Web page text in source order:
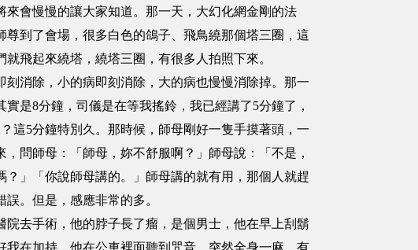
會慢慢的讓大家知道。那一天，大幻化網金剛的法
到了會場，很多白色的鴿子、飛鳥繞那個塔三圈，這
飛起來繞塔，繞塔三圈，有很多人拍照下來。
消除，小的病即刻消除，大的病也慢慢消除掉。那一
是8分鐘，司儀是在等我搖鈴，我已經講了5分鐘了，
這5分鐘特別久。那時候，師母剛好一隻手摸著頭，一
問師母：「師母，妳不舒服啊？」師母說：「不是，
」「你說師母講的。」師母講的就有用，那個人就趕
。但是，感應非常的多。
去手術，他的脖子長了瘤，是個男士，他在早上刮鬍
在加持，他在公車裡面聽到咒音，突然全身一麻，有